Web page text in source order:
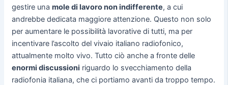
gestire una mole di lavoro non indifferente, a cui
andrebbe dedicata maggiore attenzione. Questo non solo
per aumentare le possibilità lavorative di tutti, ma per
incentivare l’ascolto del vivaio italiano radiofonico,
attualmente molto vivo. Tutto ciò anche a fronte delle
enormi discussioni riguardo lo svecchiamento della
radiofonia italiana, che ci portiamo avanti da troppo tempo.